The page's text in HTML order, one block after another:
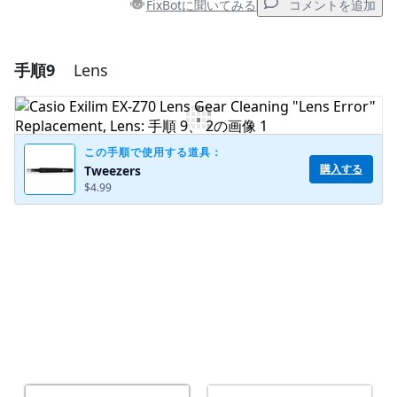
FixBotに聞いてみる コメントを追加
コメントを追加
手順9 Lens
この手順で使用する道具：
Tweezers
$4.99
購入する